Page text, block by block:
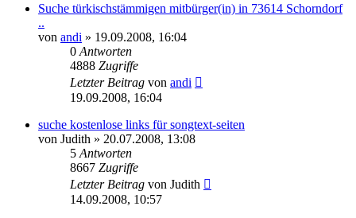
Suche türkischstämmigen mitbürger(in) in 73614 Schorndorf
..
von andi » 19.09.2008, 16:04
0 Antworten
4888 Zugriffe
Letzter Beitrag von andi
19.09.2008, 16:04
suche kostenlose links für songtext-seiten
von Judith » 20.07.2008, 13:08
5 Antworten
8667 Zugriffe
Letzter Beitrag von Judith
14.09.2008, 10:57